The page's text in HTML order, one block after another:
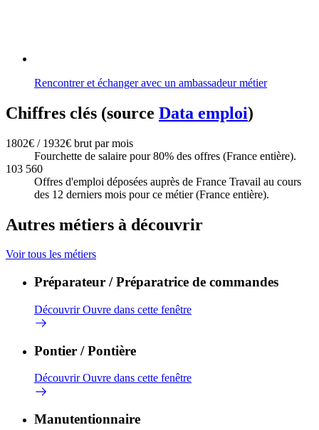
Rencontrer et échanger avec un ambassadeur métier
Chiffres clés (source Data emploi)
1802€ / 1932€ brut par mois
Fourchette de salaire pour 80% des offres (France entière).
103 560
Offres d'emploi déposées auprès de France Travail au cours
des 12 derniers mois pour ce métier (France entière).
Autres métiers à découvrir
Voir tous les métiers
Préparateur / Préparatrice de commandes
DécouvrirOuvre dans cette fenêtre
Pontier / Pontière
DécouvrirOuvre dans cette fenêtre
Manutentionnaire